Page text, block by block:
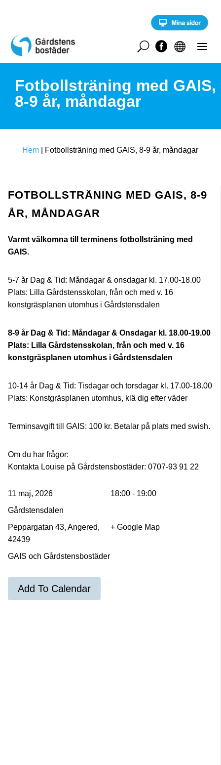
c


U
Fotbollsträning med GAIS,
8-9 år, måndagar
Hem Fotbollsträning med GAIS, 8-9 år, måndagar
FOTBOLLSTRÄNING MED GAIS, 8-9
ÅR, MÅNDAGAR
Varmt välkomna till terminens fotbollsträning med
GAIS.
5-7 år Dag & Tid: Måndagar & onsdagar kl. 17.00-18.00
Plats: Lilla Gårdstensskolan, från och med v. 16
konstgräsplanen utomhus i Gårdstensdalen
8-9 år Dag & Tid: Måndagar & Onsdagar kl. 18.00-19.00
Plats: Lilla Gårdstensskolan, från och med v. 16
konstgräsplanen utomhus i Gårdstensdalen
10-14 år Dag & Tid: Tisdagar och torsdagar kl. 17.00-18.00
Plats: Konstgräsplanen utomhus, klä dig efter väder
Terminsavgift till GAIS: 100 kr. Betalar på plats med swish.
Om du har frågor:
Kontakta Louise på Gårdstensbostäder: 0707-93 91 22
11 maj, 2026
18:00 - 19:00
Gårdstensdalen
Peppargatan 43, Angered,
42439
+ Google Map
GAIS och Gårdstensbostäder
Add To Calendar